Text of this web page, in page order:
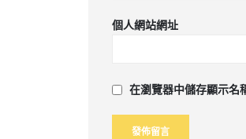
個人網站網址
在瀏覽器中儲存顯示名